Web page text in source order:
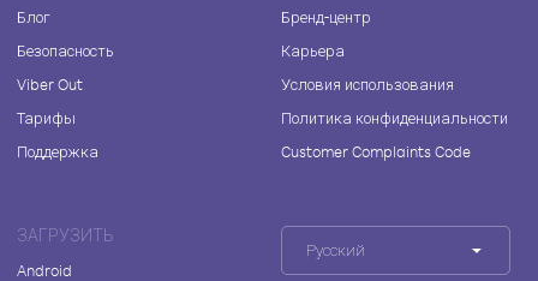
Блог
Безопасность
Viber Out
Тарифы
Поддержка
Бренд-центр
Карьера
Условия использования
Политика конфиденциальности
Customer Complaints Code
ЗАГРУЗИТЬ
Android
Русский